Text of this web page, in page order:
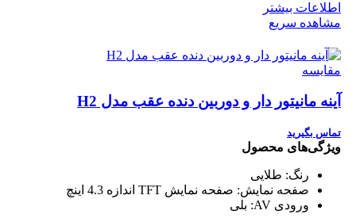
اطلاعات بیشتر
مشاهده سریع
مقایسه
آینه مانیتور دار و دوربین دنده عقب مدل H2
تماس بگیرید
ویژگی‌های محصول
رنگ: طلایی
صفحه نمایش: صفحه نمایش TFT اندازه 4.3 اینچ
ورودی AV:
بلی